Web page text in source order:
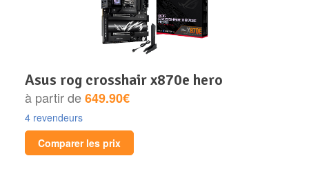
asus rog crosshair x870e hero
à partir de649.90€
4 revendeurs
Comparer les prix